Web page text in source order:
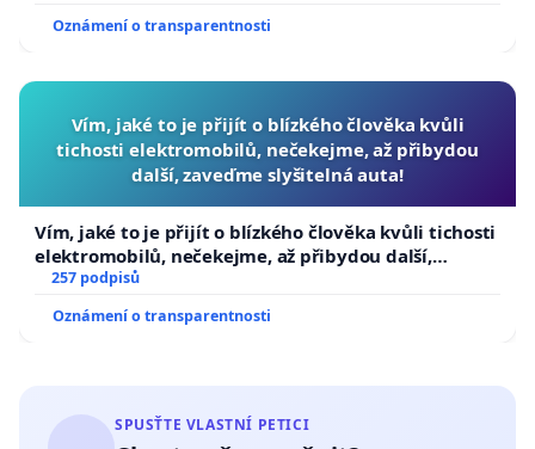
Oznámení o transparentnosti
Vím, jaké to je přijít o blízkého člověka kvůli
tichosti elektromobilů, nečekejme, až přibydou
další, zaveďme slyšitelná auta!
Vím, jaké to je přijít o blízkého člověka kvůli tichosti
elektromobilů, nečekejme, až přibydou další,
zaveďme slyšitelná auta!
257 podpisů
Oznámení o transparentnosti
SPUSŤTE VLASTNÍ PETICI